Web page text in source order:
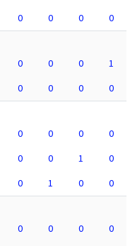
0 0 0
0
0 0 0
1
0 0 0
0
0 0 0
0
0 0 1
0
0 1 0
0
0 0 0
0